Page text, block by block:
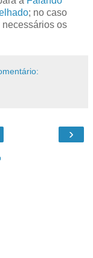
; no caso
necessários os
›